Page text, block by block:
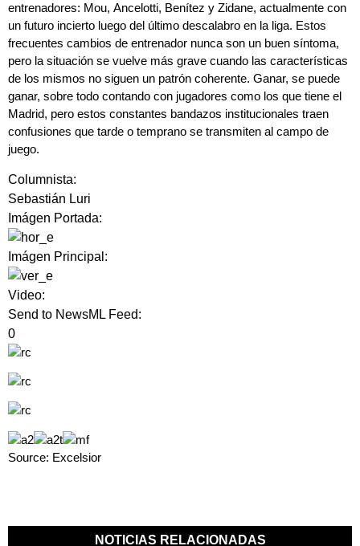
entrenadores: Mou, Ancelotti, Benítez y Zidane, actualmente con
un futuro incierto luego del último descalabro en la liga. Estos
frecuentes cambios de entrenador nunca son un buen síntoma,
pero la situación se vuelve más grave cuando las características
de los mismos no siguen un patrón coherente. Ganar, se puede
ganar, sobre todo contando con jugadores como los que tiene el
Madrid, pero estos constantes bandazos institucionales traen
confusiones que tarde o temprano se transmiten al campo de
juego.
Columnista:
Sebastián Luri
Imágen Portada:
Imágen Principal:
Video:
Send to NewsML Feed:
0
Source: Excelsior
NOTICIAS RELACIONADAS